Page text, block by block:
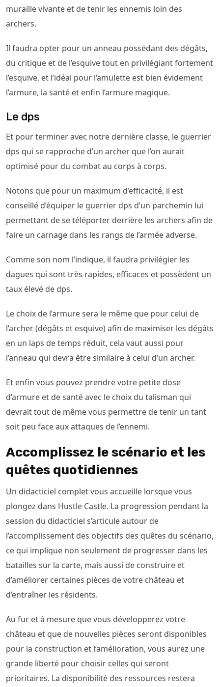
muraille vivante et de tenir les ennemis loin des
archers.
Il faudra opter pour un anneau possédant des dégâts,
du critique et de l’esquive tout en privilégiant fortement
l’esquive, et l’idéal pour l’amulette est bien évidement
l’armure, la santé et enfin l’armure magique.
Le dps
Et pour terminer avec notre dernière classe, le guerrier
dps qui se rapproche d’un archer que l’on aurait
optimisé pour du combat au corps à corps.
Notons que pour un maximum d’efficacité, il est
conseillé d’équiper le guerrier dps d’un parchemin lui
permettant de se téléporter derrière les archers afin de
faire un carnage dans les rangs de l’armée adverse.
Comme son nom l’indique, il faudra privilégier les
dagues qui sont très rapides, efficaces et possèdent un
taux élevé de dps.
Le choix de l’armure sera le même que pour celui de
l’archer (dégâts et esquive) afin de maximiser les dégâts
en un laps de temps réduit, cela vaut aussi pour
l’anneau qui devra être similaire à celui d’un archer.
Et enfin vous pouvez prendre votre petite dose
d’armure et de santé avec le choix du talisman qui
devrait tout de même vous permettre de tenir un tant
soit peu face aux attaques de l’ennemi.
Accomplissez le scénario et les
quêtes quotidiennes
Un didacticiel complet vous accueille lorsque vous
plongez dans Hustle Castle. La progression pendant la
session du didacticiel s’articule autour de
l’accomplissement des objectifs des quêtes du scénario,
ce qui implique non seulement de progresser dans les
batailles sur la carte, mais aussi de construire et
d’améliorer certaines pièces de votre château et
d’entraîner les résidents.
Au fur et à mesure que vous développerez votre
château et que de nouvelles pièces seront disponibles
pour la construction et l’amélioration, vous aurez une
grande liberté pour choisir celles qui seront
prioritaires. La disponibilité des ressources restera